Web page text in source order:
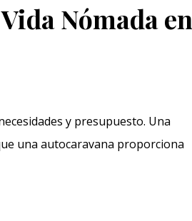
Nómada en
y presupuesto. Una
una autocaravana proporciona